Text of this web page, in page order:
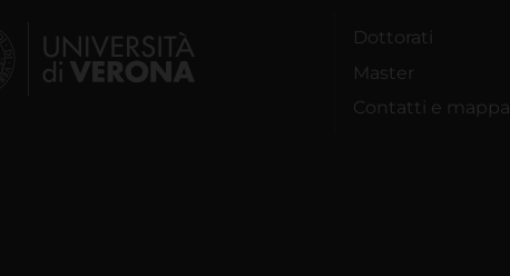
Dottorati
Master
Contatti e mappa